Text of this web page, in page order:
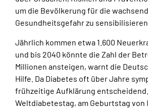
um die Bevölkerung für die
Gesundheitsgefahr zu sensibilisieren.
Jährlich kommen etwa 1.600
und bis 2040 könnte die Zahl der
Millionen ansteigen, warnt die
Hilfe. Da Diabetes oft über Jahre
frühzeitige Aufklärung entscheidend.
Weltdiabetestag, am Geburtstag